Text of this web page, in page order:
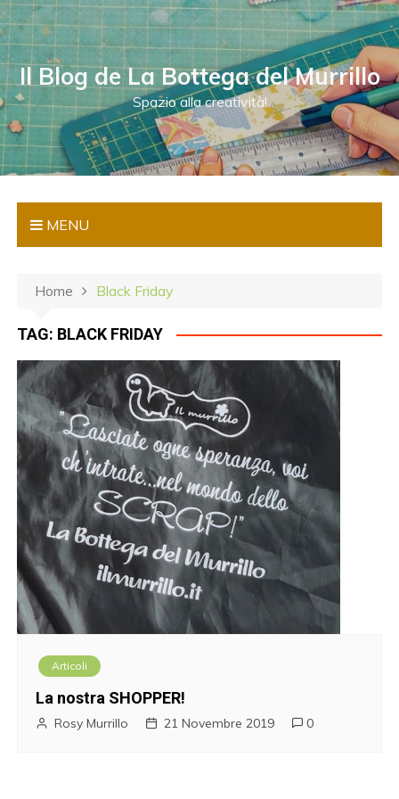
S
a
a
a
l
c
Il Blog de La Bottega del Murrillo
Spazio alla creatività!
MENU
Home Black Friday
TAG: BLACK FRIDAY
Articoli
La nostra SHOPPER!
Rosy Murrillo 21 Novembre 2019 0